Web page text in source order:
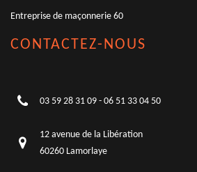
Entreprise de maçonnerie 60
CONTACTEZ-NOUS
03 59 28 31 09 - 06 51 33 04 50
12 avenue de la Libération
60260 Lamorlaye